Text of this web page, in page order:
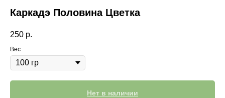
Каркадэ Половина Цветка
250 р.
Вес
Нет в наличии